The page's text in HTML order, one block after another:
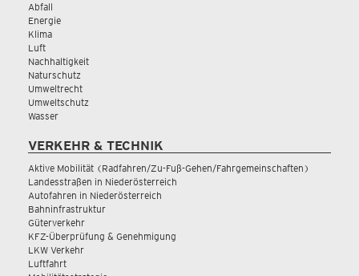
Abfall
Energie
Klima
Luft
Nachhaltigkeit
Naturschutz
Umweltrecht
Umweltschutz
Wasser
VERKEHR & TECHNIK
Aktive Mobilität (Radfahren/Zu-Fuß-Gehen/Fahrgemeinschaften)
Landesstraßen in Niederösterreich
Autofahren in Niederösterreich
Bahninfrastruktur
Güterverkehr
KFZ-Überprüfung & Genehmigung
LKW Verkehr
Luftfahrt